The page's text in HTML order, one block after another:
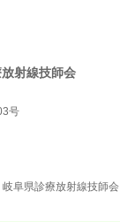
射線技師会
号
阜県診療放射線技師会